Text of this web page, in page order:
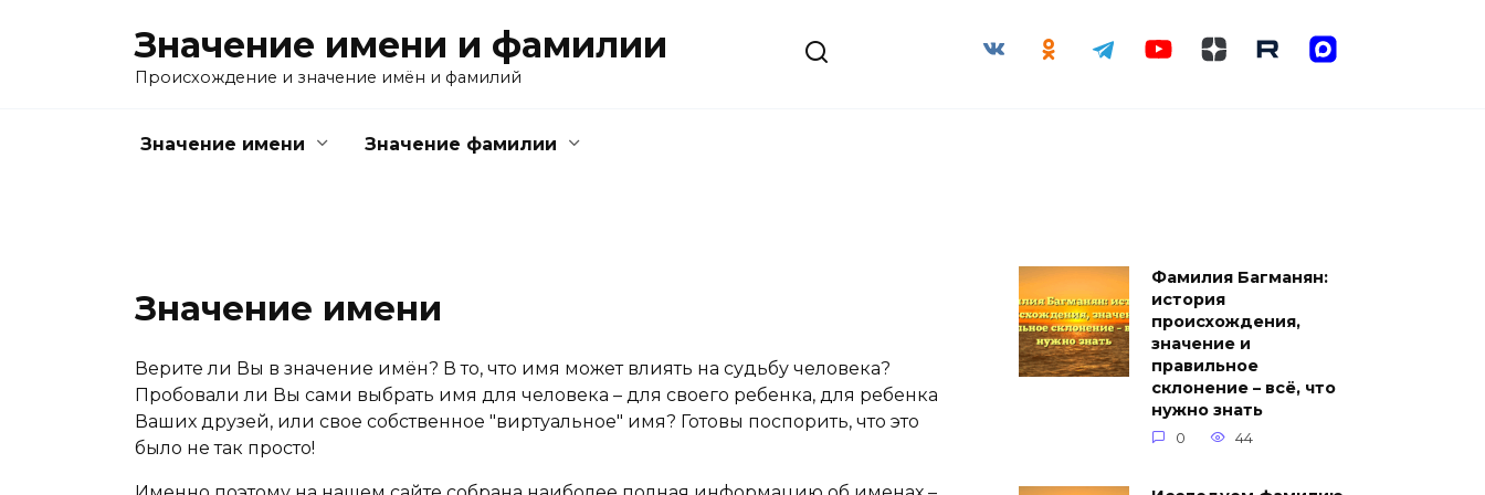
Значение имени и фамилии
Происхождение и значение имён и фамилий
Значение имени Значение фамилии
Значение имени
Верите ли Вы в значение имён? В то, что имя может влиять на судьбу человека?
Пробовали ли Вы сами выбрать имя для человека – для своего ребенка, для ребенка
Ваших друзей, или свое собственное "виртуальное" имя? Готовы поспорить, что это
было не так просто!
Фамилия Багманян:
история
происхождения,
значение и
правильное
склонение – всё, что
нужно знать
0 44